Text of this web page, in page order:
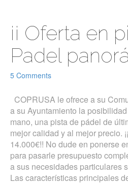
¡¡ Oferta en
Padel
5 Comments
COPRUSA le ofrece a su
a su Ayuntamiento la
mano, una pista de pádel de
mejor calidad y al mejor precio.
14.000€!! No dude en ponerse
para pasarle presupuesto
a sus necesidades particulares
Las características principales